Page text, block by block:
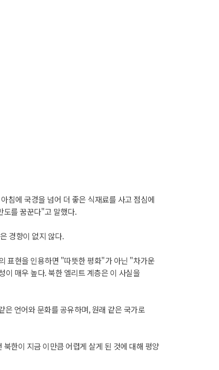
침에 국경을 넘어 더 좋은 식재료를 사고 점심에
도를 꿈꾼다"고 말했다.
경향이 없지 않다.
표현을 인용하면 "따뜻한 평화"가 아닌 "차가운
매우 높다. 북한 엘리트 계층은 이 사실을
언어와 문화를 공유하며, 원래 같은 국가로
한이 지금 이만큼 어렵게 살게 된 것에 대해 평양